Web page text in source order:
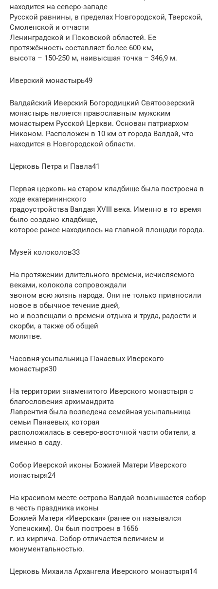
находится на северо-западе
Русской равнины, в пределах Новгородской, Тверской,
Смоленской и отчасти
Ленинградской и Псковской областей. Ее
протяжённость составляет более 600 км,
высота – 150-250 м, наивысшая точка – 346,9 м.
Иверский монастырь49
Валдайский Иверский Богородицкий Святоозерский
монастырь является православным мужским
монастырем Русской Церкви. Основан патриархом
Никоном. Расположен в 10 км от города Валдай, что
находится в Новгородской области.
Церковь Петра и Павла41
Первая церковь на старом кладбище была построена в
ходе екатерининского
градоустройства Валдая XVIII века. Именно в то время
было создано кладбище,
которое ранее находилось на главной площади города.
Музей колоколов33
На протяжении длительного времени, исчисляемого
веками, колокола сопровождали
звоном всю жизнь народа. Они не только привносили
новое в обычное течение дней,
но и возвещали о времени отдыха и труда, радости и
скорби, а также об общей
молитве.
Часовня-усыпальница Панаевых Иверского
монастыря30
На территории знаменитого Иверского монастыря с
благословения архимандрита
Лаврентия была возведена семейная усыпальница
семьи Панаевых, которая
расположилась в северо-восточной части обители, а
именно в саду.
Собор Иверской иконы Божией Матери Иверского
ионастыря24
На красивом месте острова Валдай возвышается собор
в честь праздника иконы
Божией Матери «Иверская» (ранее он назывался
Успенским). Он был построен в 1656
г. из кирпича. Собор отличается величием и
монументальностью.
Церковь Михаила Архангела Иверского монастыря14